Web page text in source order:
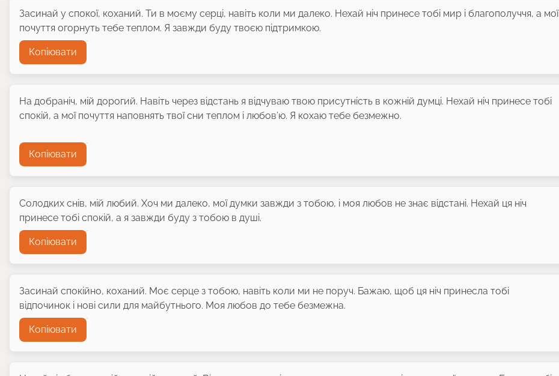
Засинай у спокої, коханий. Ти в моєму серці, навіть коли ми далеко. Нехай ніч принесе тобі мир і благополуччя, а мої
почуття огорнуть тебе теплом. Я завжди буду твоєю підтримкою.
Копіювати
На добраніч, мій дорогий. Навіть через відстань я відчуваю твою присутність в кожній думці. Нехай ніч принесе тобі
спокій, а мої почуття наповнять твої сни теплом і любов’ю. Я кохаю тебе безмежно.
Копіювати
Солодких снів, мій любий. Хоч ми далеко, мої думки завжди з тобою, і моя любов не знає відстані. Нехай ця ніч
принесе тобі спокій, а я завжди буду з тобою в душі.
Копіювати
Засинай спокійно, коханий. Моє серце з тобою, навіть коли ми не поруч. Бажаю, щоб ця ніч принесла тобі
відпочинок і нові сили для майбутнього. Моя любов до тебе безмежна.
Копіювати